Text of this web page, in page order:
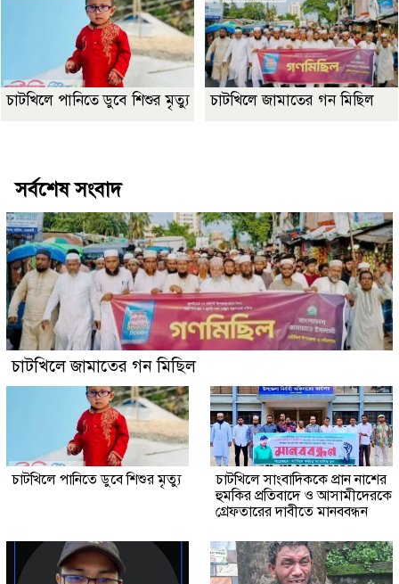
চাটখিলে পানিতে ডুবে শিশুর মৃত্যু চাটখিলে জামাতের গন মিছিল
সর্বশেষ সংবাদ
চাটখিলে জামাতের গন মিছিল
চাটখিলে পানিতে ডুবে শিশুর মৃত্যু
চাটখিলে সাংবাদিককে প্রান নাশের
হুমকির প্রতিবাদে ও আসামীদেরকে
গ্রেফতারের দাবীতে মানববন্ধন